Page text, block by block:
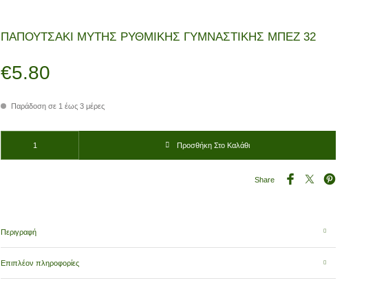
ΠΑΠΟΥΤΣΑΚΙ ΜΥΤΗΣ ΡΥΘΜΙΚΗΣ ΓΥΜΝΑΣΤΙΚΗΣ ΜΠΕΖ 32
€5.80
Παράδοση σε 1 έως 3 μέρες
Προσθήκη Στο Καλάθι
Share
Περιγραφή
Επιπλέον πληροφορίες